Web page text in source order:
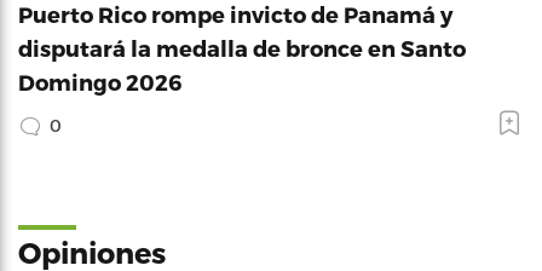
Puerto Rico rompe invicto de Panamá y
disputará la medalla de bronce en Santo
Domingo 2026
0
Opiniones